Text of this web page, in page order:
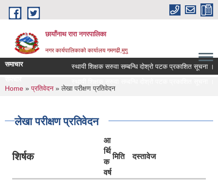
Skip to main content
छायाँनाथ रारा नगरपालिका
नगर कार्यपालिकाको कार्यालय गमगढी,मुगु
समाचार
स्थायी शिक्षक सरुवा सम्बन्धि दोश्रो पटक प्रकाशित सूचना ।
You are here
Home » प्रतिवेदन » लेखा परीक्षण प्रतिवेदन
लेखा परीक्षण प्रतिवेदन
शिर्षक
आ
र्थि
क
वर्ष
मिति दस्तावेज